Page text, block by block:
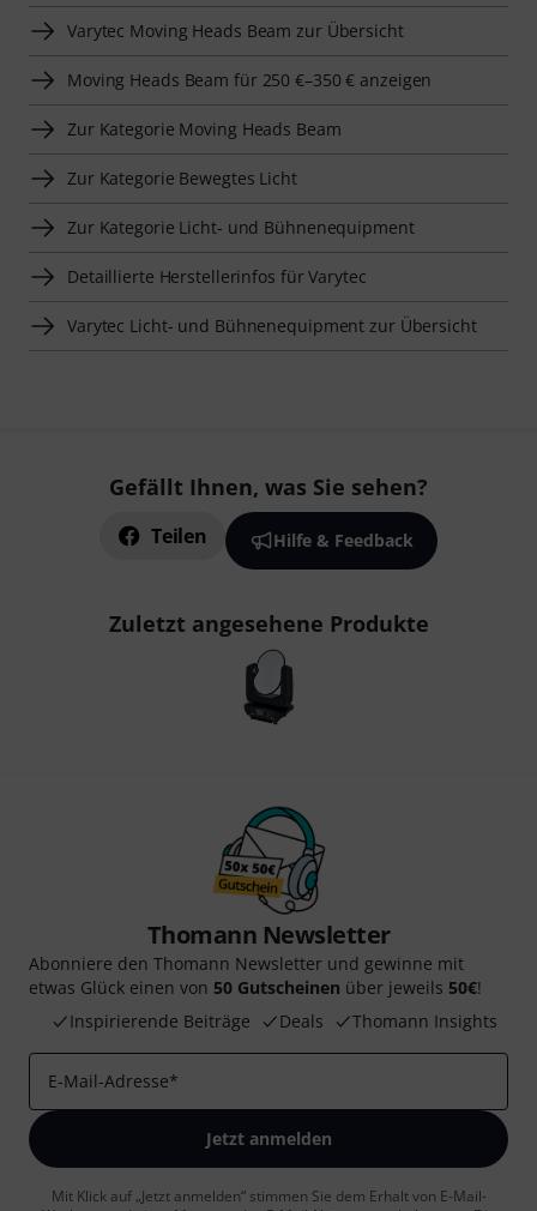
Varytec Moving Heads Beam zur Übersicht
Moving Heads Beam für 250 €–350 € anzeigen
Zur Kategorie Moving Heads Beam
Zur Kategorie Bewegtes Licht
Zur Kategorie Licht- und Bühnenequipment
Detaillierte Herstellerinfos für Varytec
Varytec Licht- und Bühnenequipment zur Übersicht
Gefällt Ihnen, was Sie sehen?
Teilen Hilfe & Feedback
Zuletzt angesehene Produkte
Thomann Newsletter
Abonniere den Thomann Newsletter und gewinne mit
etwas Glück einen von 50 Gutscheinen über jeweils 50€!
Inspirierende Beiträge
Deals Thomann Insights
E-Mail-Adresse*
Jetzt anmelden
Mit Klick auf „Jetzt anmelden“ stimmen Sie dem Erhalt von E-Mail-